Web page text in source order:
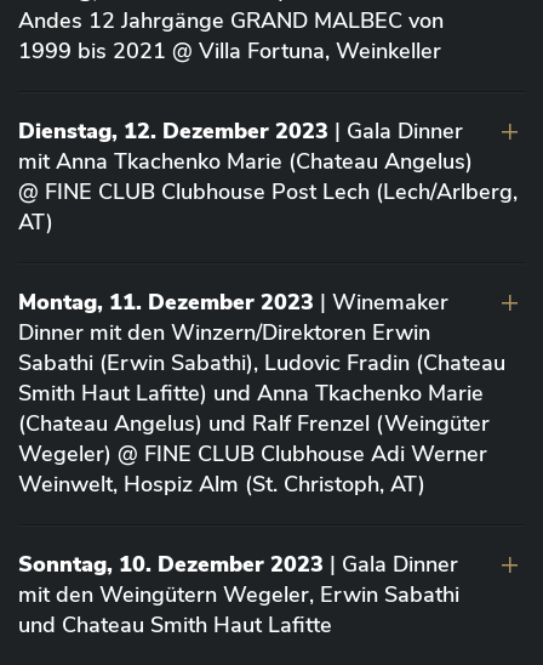
Andes 12 Jahrgänge GRAND MALBEC von
1999 bis 2021 @ Villa Fortuna, Weinkeller
Dienstag, 12. Dezember 2023 | Gala Dinner
mit Anna Tkachenko Marie (Chateau Angelus)
@ FINE CLUB Clubhouse Post Lech (Lech/Arlberg,
AT)
Montag, 11. Dezember 2023 | Winemaker
Dinner mit den Winzern/Direktoren Erwin
Sabathi (Erwin Sabathi), Ludovic Fradin (Chateau
Smith Haut Lafitte) und Anna Tkachenko Marie
(Chateau Angelus) und Ralf Frenzel (Weingüter
Wegeler) @ FINE CLUB Clubhouse Adi Werner
Weinwelt, Hospiz Alm (St. Christoph, AT)
Sonntag, 10. Dezember 2023 | Gala Dinner
mit den Weingütern Wegeler, Erwin Sabathi
und Chateau Smith Haut Lafitte